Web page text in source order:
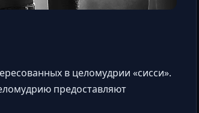
в целомудрии «сисси».
предоставляют